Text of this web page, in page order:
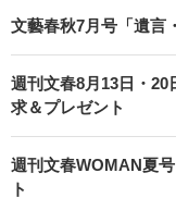
文藝春秋7月号「遺言
週刊文春8月13日・
求＆プレゼント
週刊文春WOMAN夏
ト